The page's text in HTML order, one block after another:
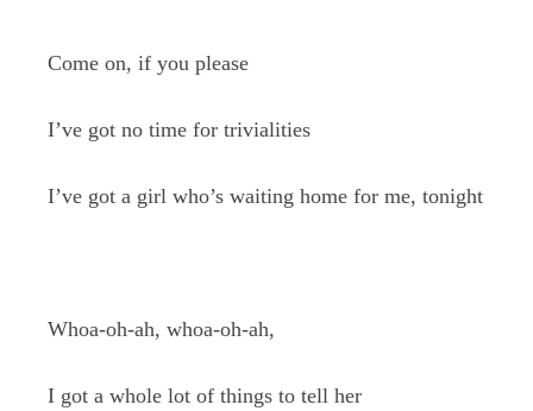
Come on, if you please
I’ve got no time for trivialities
I’ve got a girl who’s waiting home for me, tonight
Whoa-oh-ah, whoa-oh-ah,
I got a whole lot of things to tell her